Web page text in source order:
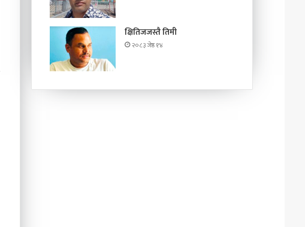
क्षितिजजस्तै तिमी
२०८३ जेष्ठ १४